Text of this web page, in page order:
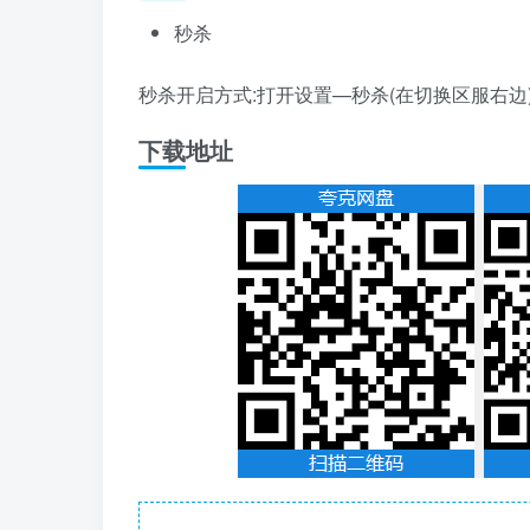
秒杀
秒杀开启方式:打开设置—秒杀(在切换区服右
下载地址